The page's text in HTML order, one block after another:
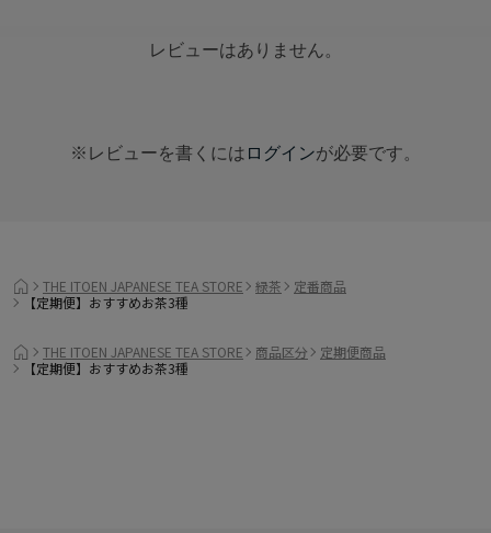
レビューはありません。
※レビューを書くには ログインが必要です。
THE ITOEN JAPANESE TEA STORE 緑茶
定番商品
【定期便】おすすめお茶3種
THE ITOEN JAPANESE TEA STORE 商品区分
定期便商品
【定期便】おすすめお茶3種